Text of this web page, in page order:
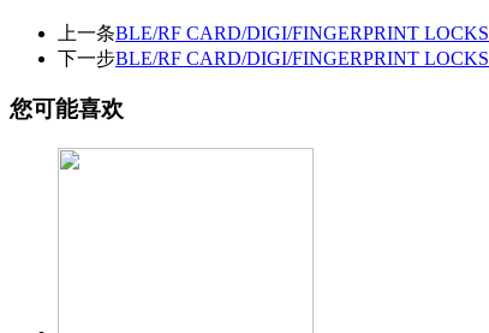
上一条BLE/RF CARD/DIGI/FINGERPRINT LOCKS
下一步BLE/RF CARD/DIGI/FINGERPRINT LOCKS
您可能喜欢